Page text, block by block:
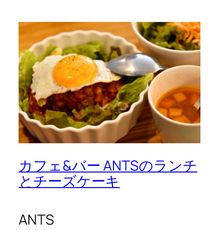
カフェ&バー ANTSのランチ
とチーズケーキ
ANTS